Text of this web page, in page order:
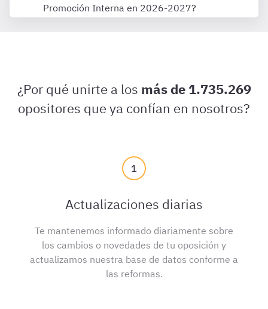
Promoción Interna en 2026-2027?
¿Por qué unirte a los más de 1.735.269
opositores que ya confían en nosotros?
1
Actualizaciones diarias
Te mantenemos informado diariamente sobre
los cambios o novedades de tu oposición y
actualizamos nuestra base de datos conforme a
las reformas.